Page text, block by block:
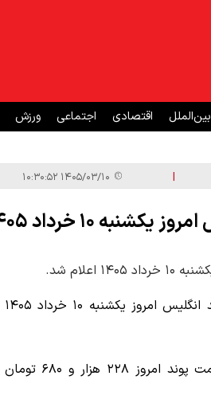
بین‌الملل اقتصادی اجتماعی ورزش
|
۱۰ خرداد ۱۴۰۵
شد.
قیمت پوند انگلیس امروز یکشنبه ۱۰ خرداد ۱۴۰۵
به گزارش اقتصاد۲۴، قیمت پوند امروز ۲۲۸ هزار و ۶۸۰ تومان